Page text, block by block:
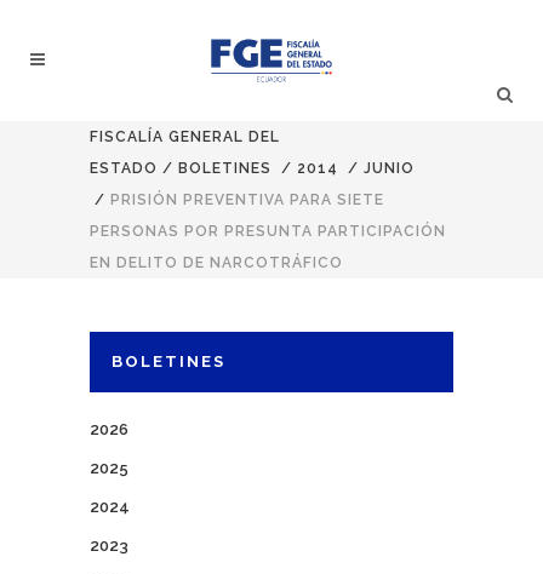
FISCALÍA GENERAL DEL
ESTADO / BOLETINES / 2014 / JUNIO
/ PRISIÓN PREVENTIVA PARA SIETE
PERSONAS POR PRESUNTA PARTICIPACIÓN
EN DELITO DE NARCOTRÁFICO
BOLETINES
2026
2025
2024
2023